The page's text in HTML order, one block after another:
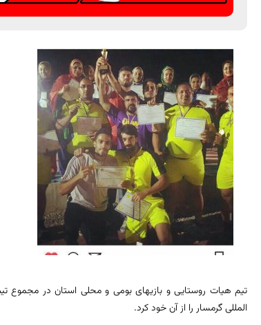
تیم هیات روستایی و بازیهای بومی و محلی استان در مجموع
المللی گرمسار را از آن خود کرد.